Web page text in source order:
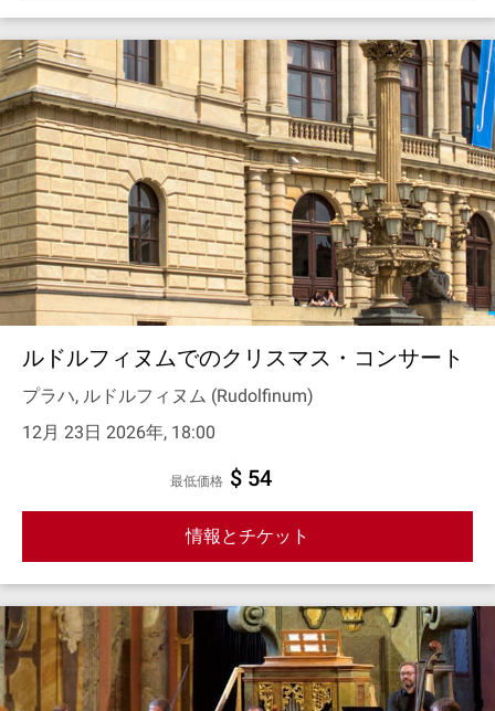
ルドルフィヌムでのクリスマス・コンサート
プラハ, ルドルフィヌム (Rudolfinum)
12月 23日 2026年, 18:00
最低価格 $ 54
情報とチケット